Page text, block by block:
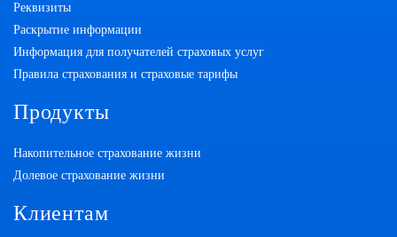
Реквизиты
Раскрытие информации
Информация для получателей страховых услуг
Правила страхования и страховые тарифы
Продукты
Накопительное страхование жизни
Долевое страхование жизни
Клиентам